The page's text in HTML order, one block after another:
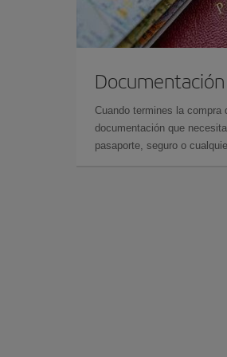
Cuando termines la compra
documentación que
pasaporte, seguro o